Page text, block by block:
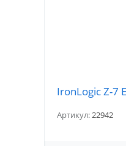
IronLogic Z-7
Артикул:22942